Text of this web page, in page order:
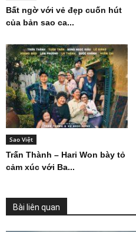
Bất ngờ với vẻ đẹp cuốn hút
của bản sao ca...
Sao Việt
Trấn Thành – Hari Won bày tỏ
cảm xúc với Ba...
Bài liên quan